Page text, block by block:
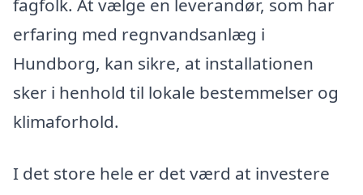
fagfolk. At vælge en leverandør, som har
erfaring med regnvandsanlæg i
Hundborg, kan sikre, at installationen
sker i henhold til lokale bestemmelser og
klimaforhold.
I det store hele er det værd at investere